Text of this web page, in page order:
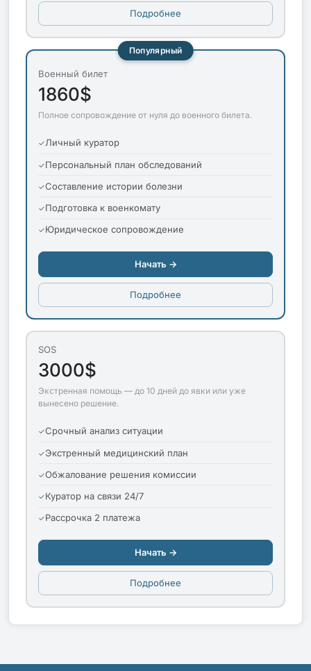
Подробнее
Популярный
Военный билет
1860$
Полное сопровождение от нуля до военного билета.
Личный куратор
Персональный план обследований
Составление истории болезни
Подготовка к военкомату
Юридическое сопровождение
Начать →
Подробнее
SOS
3000$
Экстренная помощь — до 10 дней до явки или уже
вынесено решение.
Срочный анализ ситуации
Экстренный медицинский план
Обжалование решения комиссии
Куратор на связи 24/7
Рассрочка 2 платежа
Начать →
Подробнее